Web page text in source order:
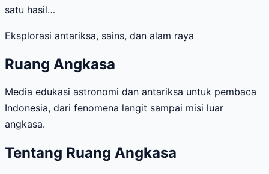
satu hasil…
Eksplorasi antariksa, sains, dan alam raya
Ruang Angkasa
Media edukasi astronomi dan antariksa untuk pembaca
Indonesia, dari fenomena langit sampai misi luar
angkasa.
Tentang Ruang Angkasa